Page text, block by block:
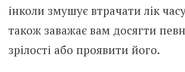
інколи змушує втрачати лік
також заважає вам досягти
зрілості або проявити його.